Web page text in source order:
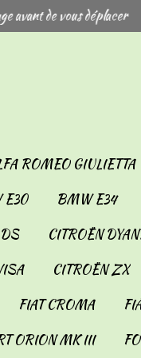
avant de vous déplacer
ROMEO GIULIETTA
E30 BMW E34
CITROËN
CITROËN ZX
FIAT CROMA
ORION MK III